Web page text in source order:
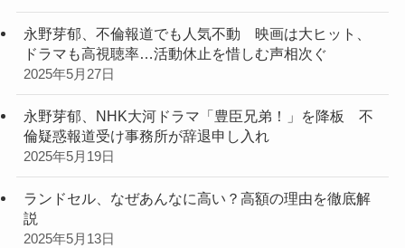
永野芽郁、不倫報道でも人気不動 映画は大ヒット、
ドラマも高視聴率…活動休止を惜しむ声相次ぐ
2025年5月27日
永野芽郁、NHK大河ドラマ「豊臣兄弟！」を降板 不
倫疑惑報道受け事務所が辞退申し入れ
2025年5月19日
ランドセル、なぜあんなに高い？高額の理由を徹底解
説
2025年5月13日